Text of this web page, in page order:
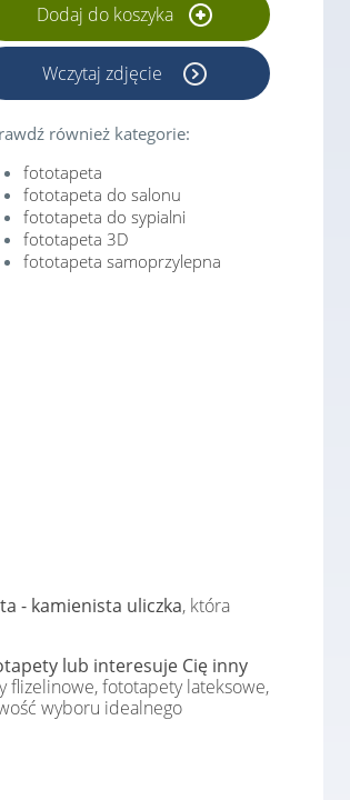
Dodaj do koszyka
Wczytaj zdjęcie
również kategorie:
fototapeta
fototapeta do salonu
fototapeta do sypialni
fototapeta 3D
fototapeta samoprzylepna
- kamienista uliczka, która
lub interesuje Cię inny
flizelinowe, fototapety lateksowe,
wyboru idealnego